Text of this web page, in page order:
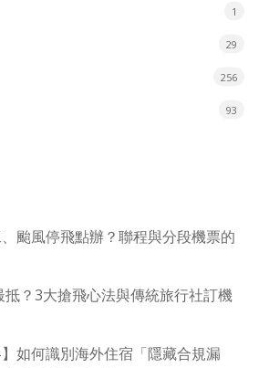
1
29
256
93
颱風停飛點辦？聯程與分段機票的
？3大搶飛心法與傳統旅行社訂機
】如何識別海外住宿「隱藏合規漏